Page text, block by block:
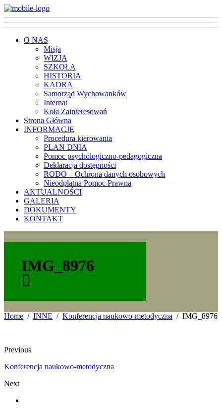
O NAS
Misja
WIZJA
SZKOŁA
HISTORIA
KADRA
Samorząd Wychowanków
Internat
Koła Zainteresowań
Strona Główna
INFORMACJE
Procedura kierowania
PLAN DNIA
Pomoc psychologiczno-pedagogiczna
Deklaracja dostępności
RODO – Ochrona danych osobowych
Nieodpłatna Pomoc Prawna
AKTUALNOŚCI
GALERIA
DOKUMENTY
KONTAKT
IMG_8976
Home INNE Konferencja naukowo-metodyczna IMG_8976
Previous
Konferencja naukowo-metodyczna
Next